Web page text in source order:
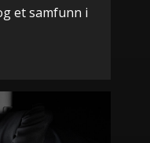
et samfunn i